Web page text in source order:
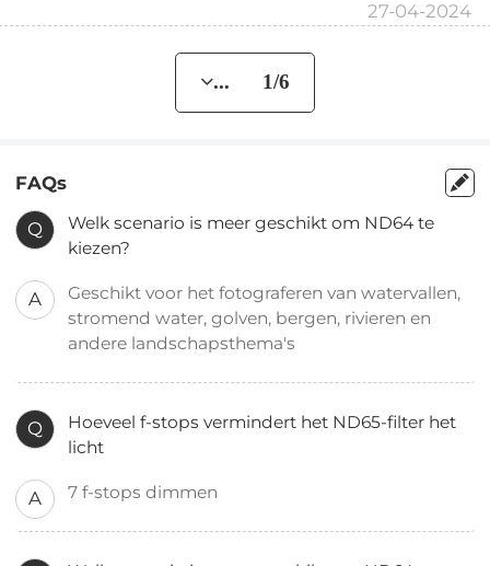
27-04-2024
... 1/6
FAQs
Q
Welk scenario is meer geschikt om ND64 te
kiezen?
A
Geschikt voor het fotograferen van watervallen,
stromend water, golven, bergen, rivieren en
andere landschapsthema's
Q
Hoeveel f-stops vermindert het ND65-filter het
licht
A 7 f-stops dimmen